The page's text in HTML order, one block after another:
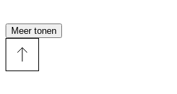
Meer tonen